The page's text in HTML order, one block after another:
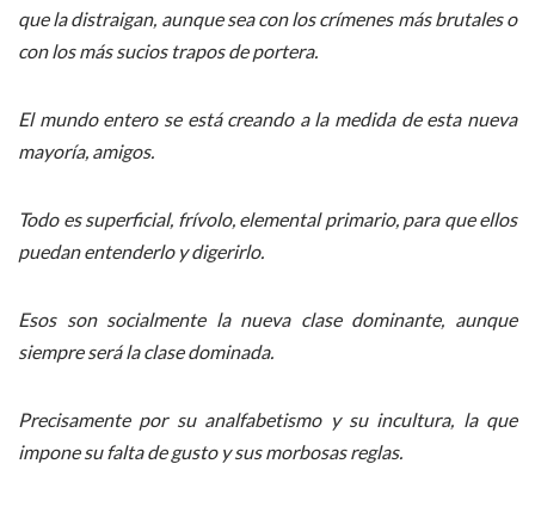
que la distraigan, aunque sea con los crímenes más brutales o
con los más sucios trapos de portera.
El mundo entero se está creando a la medida de esta nueva
mayoría, amigos.
Todo es superficial, frívolo, elemental primario, para que ellos
puedan entenderlo y digerirlo.
Esos son socialmente la nueva clase dominante, aunque
siempre será la clase dominada.
Precisamente por su analfabetismo y su incultura, la que
impone su falta de gusto y sus morbosas reglas.